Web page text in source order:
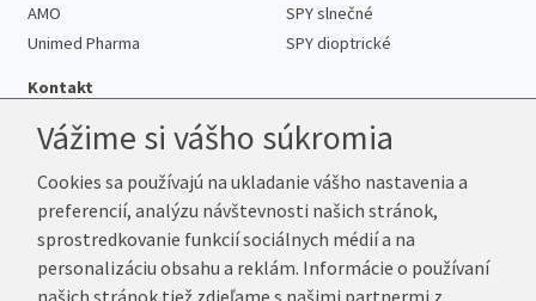
AMO
Unimed Pharma
SPY slnečné
SPY dioptrické
Kontakt
Telefón:+421 222 205 863
E-mail:info@kup-sosovky.sk
Reklamačná adresa
Andrea Votavová
Vážime si vášho súkromia
Cookies sa používajú na ukladanie vášho nastavenia a
preferencií, analýzu návštevnosti našich stránok,
sprostredkovanie funkcií sociálnych médií a na
personalizáciu obsahu a reklám. Informácie o používaní
našich stránok tiež zdieľame s našimi partnermi z